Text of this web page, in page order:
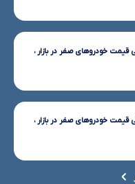
خودروهای صفر در بازار ،
خودروهای صفر در بازار ،